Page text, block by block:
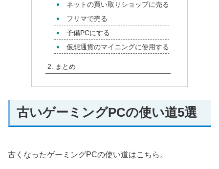
ネットの買い取りショップに売る
フリマで売る
予備PCにする
仮想通貨のマイニングに使用する
まとめ
古いゲーミングPCの使い道5選
古くなったゲーミングPCの使い道はこちら。